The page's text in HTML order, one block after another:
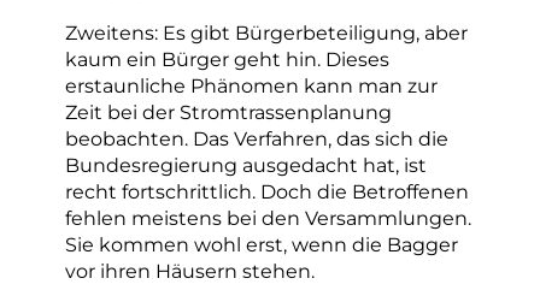
Zweitens: Es gibt Bürgerbeteiligung, aber
kaum ein Bürger geht hin. Dieses
erstaunliche Phänomen kann man zur
Zeit bei der Stromtrassenplanung
beobachten. Das Verfahren, das sich die
Bundesregierung ausgedacht hat, ist
recht fortschrittlich. Doch die Betroffenen
fehlen meistens bei den Versammlungen.
Sie kommen wohl erst, wenn die Bagger
vor ihren Häusern stehen.